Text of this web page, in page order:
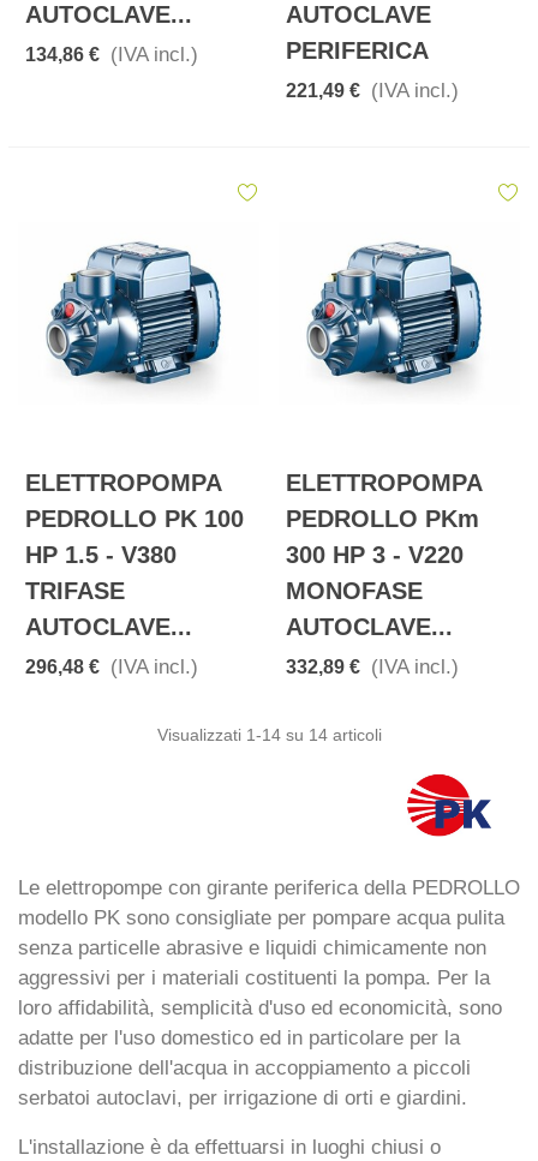
AUTOCLAVE...
134,86 € (IVA incl.)
AUTOCLAVE
PERIFERICA
221,49 € (IVA incl.)
ELETTROPOMPA
PEDROLLO PK 100
HP 1.5 - V380
TRIFASE
AUTOCLAVE...
296,48 € (IVA incl.)
ELETTROPOMPA
PEDROLLO PKm
300 HP 3 - V220
MONOFASE
AUTOCLAVE...
332,89 € (IVA incl.)
Visualizzati 1-14 su 14 articoli
Le elettropompe con girante periferica della PEDROLLO
modello PK sono consigliate per pompare acqua pulita
senza particelle abrasive e liquidi chimicamente non
aggressivi per i materiali costituenti la pompa. Per la
loro affidabilità, semplicità d'uso ed economicità, sono
adatte per l'uso domestico ed in particolare per la
distribuzione dell'acqua in accoppiamento a piccoli
serbatoi autoclavi, per irrigazione di orti e giardini.
L'installazione è da effettuarsi in luoghi chiusi o